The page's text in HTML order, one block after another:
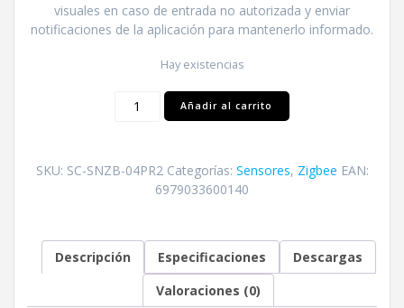
visuales en caso de entrada no autorizada y enviar
notificaciones de la aplicación para mantenerlo informado.
Hay existencias
Contacto
magnético
04PR2
cantidad
Añadir al carrito
SKU: SC-SNZB-04PR2 Categorías: Sensores, Zigbee EAN:
6979033600140
Descripción Especificaciones
Descargas
Valoraciones (0)